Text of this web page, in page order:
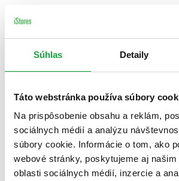
Súhlas Detaily
Táto webstránka používa súbory
Na prispôsobenie obsahu a reklám,
sociálnych médií a analýzu
súbory cookie. Informácie o tom, ako
webové stránky, poskytujeme aj
oblasti sociálnych médií, inzercie a